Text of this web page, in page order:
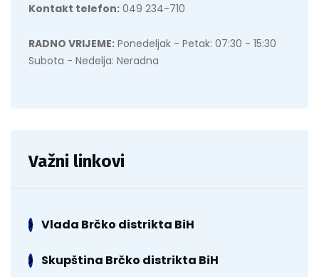
Kontakt telefon: 049 234-710
RADNO VRIJEME: Ponedeljak - Petak: 07:30 - 15:30
Subota - Nedelja: Neradna
Važni linkovi
Vlada Brčko distrikta BiH
Skupština Brčko distrikta BiH